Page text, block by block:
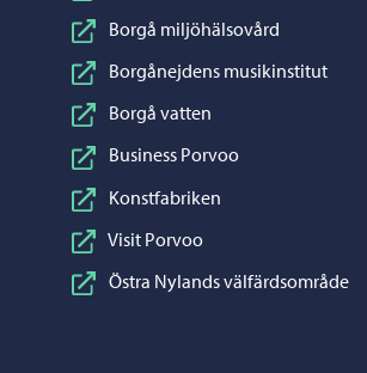
Borgå miljöhälsovård
Borgånejdens musikinstitut
Borgå vatten
Business Porvoo
Konstfabriken
Visit Porvoo
Östra Nylands välfärdsområde